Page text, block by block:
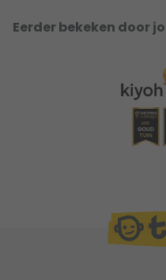
Eerder bekeken door